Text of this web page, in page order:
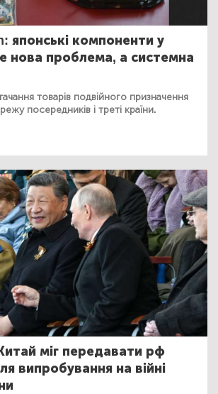
японські компоненти у
нова проблема, а системна
товарів подвійного призначення
посередників і треті країни.
міг передавати рф
випробування на війні